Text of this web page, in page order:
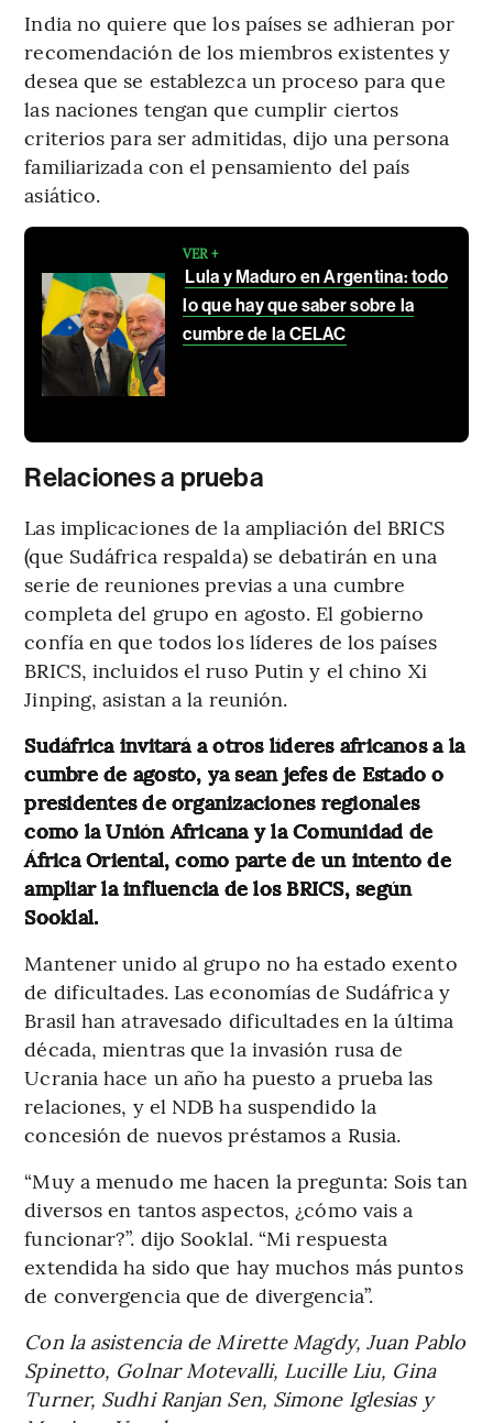
India no quiere que los países se adhieran por
recomendación de los miembros existentes y
desea que se establezca un proceso para que
las naciones tengan que cumplir ciertos
criterios para ser admitidas, dijo una persona
familiarizada con el pensamiento del país
asiático.
VER +
Lula y Maduro en Argentina: todo
lo que hay que saber sobre la
cumbre de la CELAC
Relaciones a prueba
Las implicaciones de la ampliación del BRICS
(que Sudáfrica respalda) se debatirán en una
serie de reuniones previas a una cumbre
completa del grupo en agosto. El gobierno
confía en que todos los líderes de los países
BRICS, incluidos el ruso Putin y el chino Xi
Jinping, asistan a la reunión.
Sudáfrica invitará a otros líderes africanos a la
cumbre de agosto, ya sean jefes de Estado o
presidentes de organizaciones regionales
como la Unión Africana y la Comunidad de
África Oriental, como parte de un intento de
ampliar la influencia de los BRICS, según
Sooklal.
Mantener unido al grupo no ha estado exento
de dificultades. Las economías de Sudáfrica y
Brasil han atravesado dificultades en la última
década, mientras que la invasión rusa de
Ucrania hace un año ha puesto a prueba las
relaciones, y el NDB ha suspendido la
concesión de nuevos préstamos a Rusia.
“Muy a menudo me hacen la pregunta: Sois tan
diversos en tantos aspectos, ¿cómo vais a
funcionar?”. dijo Sooklal. “Mi respuesta
extendida ha sido que hay muchos más puntos
de convergencia que de divergencia”.
Con la asistencia de Mirette Magdy, Juan Pablo
Spinetto, Golnar Motevalli, Lucille Liu, Gina
Turner, Sudhi Ranjan Sen, Simone Iglesias y